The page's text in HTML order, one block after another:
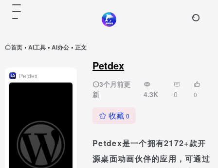
首页 • AI工具 • AI办公 • 正文
Petdex
3个月前更
新
4.3K 0 0
收藏0
Petdex是一个拥有2172+款开
源桌面动画伙伴的应用，可通过
Petdex